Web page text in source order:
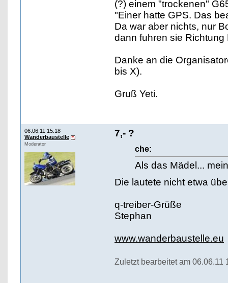
(?) einem "trockenen"
"Einer hatte GPS. Das
Da war aber nichts, nur
dann fuhren sie
Danke an die
bis X).
Gruß Yeti.
06.06.11 15:18
Wanderbaustelle
Moderator
7,- ?
che:
Als das Mädel...
Die lautete nicht etwa
q-treiber-Grüße
Stephan
www.wanderbaustelle.eu
Zuletzt bearbeitet am 06.06.11